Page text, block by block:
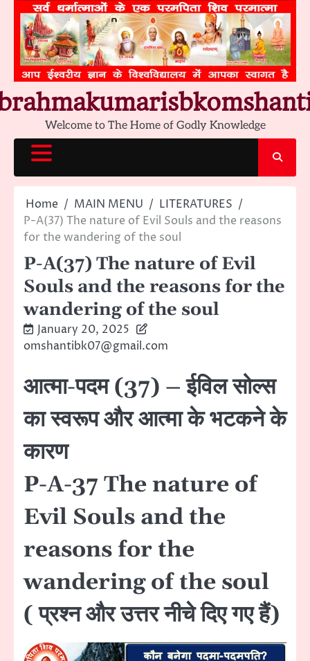
content
Welcome to The Home of Godly Knowledge
Home MAIN MENU
LITERATURES
P-A(37) The nature of Evil Souls and the reasons
for the wandering of the soul
P-A(37) The nature of Evil
Souls and the reasons for the
wandering of the soul
January 20, 2025
omshantibk07@gmail.com
आत्मा-पदम (37) – ईविल सोल्स
का स्वरूप और आत्मा के भटकने के
कारण
P-A-37 The nature of
Evil Souls and the
reasons for the
wandering of the soul
( प्रश्न और उत्तर नीचे दिए गए हैं)